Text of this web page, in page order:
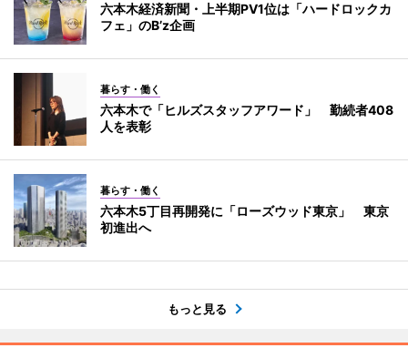
六本木経済新聞・上半期PV1位は「ハードロックカ
フェ」のB’z企画
暮らす・働く
六本木で「ヒルズスタッフアワード」 勤続者408
人を表彰
暮らす・働く
六本木5丁目再開発に「ローズウッド東京」 東京
初進出へ
もっと見る